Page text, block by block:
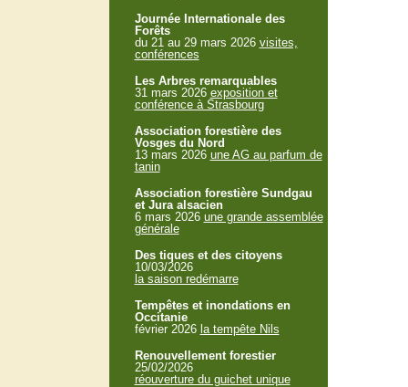
Journée Internationale des
Forêts
du 21 au 29 mars 2026 visites,
conférences
Les Arbres remarquables
31 mars 2026 exposition et
conférence à Strasbourg
Association forestière des
Vosges du Nord
13 mars 2026 une AG au parfum de
tanin
Association forestière Sundgau
et Jura alsacien
6 mars 2026 une grande assemblée
générale
Des tiques et des citoyens
10/03/2026
la saison redémarre
Tempêtes et inondations en
Occitanie
février 2026 la tempête Nils
Renouvellement forestier
25/02/2026
réouverture du guichet unique